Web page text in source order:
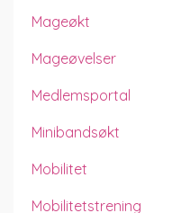
Mageøkt
Mageøvelser
Medlemsportal
Minibandsøkt
Mobilitet
Mobilitetstrening